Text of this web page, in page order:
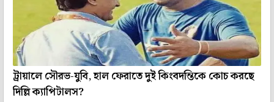
ট্রায়ালে সৌরভ-যুবি, হাল ফেরাতে দুই কিংবদন্তিকে কোচ করছে
দিল্লি ক্যাপিটালস?